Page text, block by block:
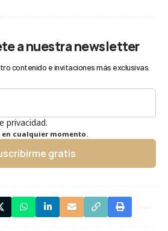
a nuestra newsletter
contenido e invitaciones más exclusivas.
privacidad.
en cualquier momento.
gratis